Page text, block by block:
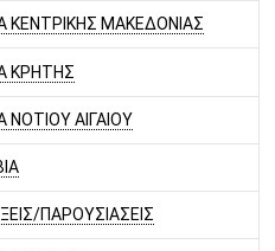
ΚΕΝΤΡΙΚΗΣ ΜΑΚΕΔΟΝΙΑΣ
ΚΡΗΤΗΣ
ΝΟΤΙΟΥ ΑΙΓΑΙΟΥ
ΠΑΡΟΥΣΙΑΣΕΙΣ